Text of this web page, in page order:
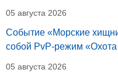
05 августа 2026
Событие «Морские
собой PvP-режим «Охота
05 августа 2026